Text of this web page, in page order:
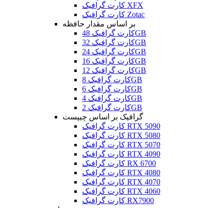
کارت گرافیک XFX
کارت گرافیک Zotac
بر اساس مقدار حافظه
کارت گرافیک 48GB
کارت گرافیک 32GB
کارت گرافیک 24GB
کارت گرافیک 16GB
کارت گرافیک 12GB
کارت گرافیک 8GB
کارت گرافیک 6GB
کارت گرافیک 4GB
کارت گرافیک 2GB
گرافیک بر اساس چیپست
کارت گرافیک RTX 5090
کارت گرافیک RTX 5080
کارت گرافیک RTX 5070
کارت گرافیک RTX 4090
کارت گرافیک RX 6700
کارت گرافیک RTX 4080
کارت گرافیک RTX 4070
کارت گرافیک RTX 4060
کارت گرافیک RX7900